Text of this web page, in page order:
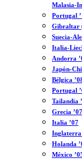
Malasia-
Portugal
Gibraltar
Suecia-
Italia-
Andorra
Japón-
Bélgica
Portugal
Tailandia
Grecia ’07
Italia ’07
Inglaterra
Holanda
México